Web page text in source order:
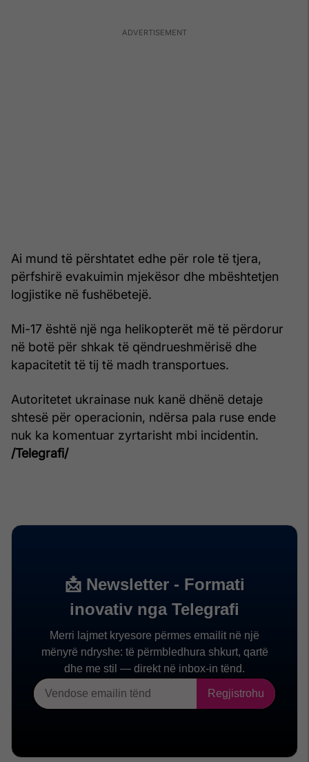
Ai mund të përshtatet edhe për role të tjera,
përfshirë evakuimin mjekësor dhe mbështetjen
logjistike në fushëbetejë.
Mi-17 është një nga helikopterët më të përdorur
në botë për shkak të qëndrueshmërisë dhe
kapacitetit të tij të madh transportues.
Autoritetet ukrainase nuk kanë dhënë detaje
shtesë për operacionin, ndërsa pala ruse ende
nuk ka komentuar zyrtarisht mbi incidentin.
/Telegrafi/